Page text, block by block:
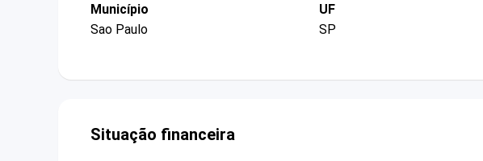
Município
Sao Paulo
UF
SP
Situação financeira